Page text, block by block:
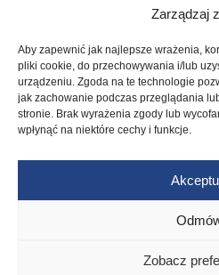
Zarządzaj
Aby zapewnić jak najlepsze wrażenia,
pliki cookie, do przechowywania i/lub
urządzeniu. Zgoda na te technologie
jak zachowanie podczas przeglądania
stronie. Brak wyrażenia zgody lub
wpłynąć na niektóre cechy i funkcje.
Zobacz
Kasetony świetlne
Neon Led
Cięcie – grawerowanie laserem
Druk wizytówek, ulotek, teczek
graficzne.